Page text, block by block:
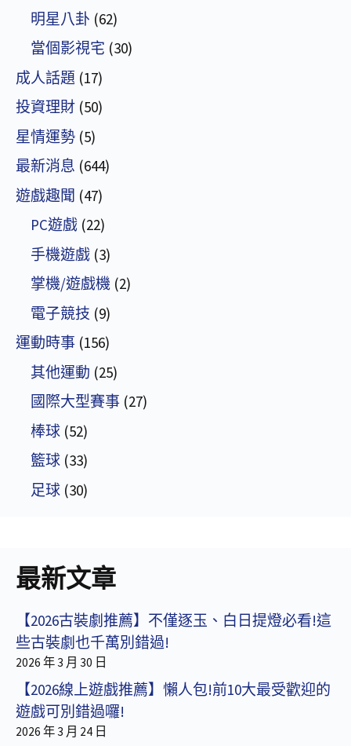
明星八卦 (62)
當個影視宅 (30)
成人話題 (17)
投資理財 (50)
星情運勢 (5)
最新消息 (644)
遊戲趣聞 (47)
PC遊戲 (22)
手機遊戲 (3)
掌機/遊戲機 (2)
電子競技 (9)
運動時事 (156)
其他運動 (25)
國際大型賽事 (27)
棒球 (52)
籃球 (33)
足球 (30)
最新文章
【2026古裝劇推薦】不僅逐玉、白日提燈必看!這
些古裝劇也千萬別錯過!
2026 年 3 月 30 日
【2026線上遊戲推薦】懶人包!前10大最受歡迎的
遊戲可別錯過囉!
2026 年 3 月 24 日